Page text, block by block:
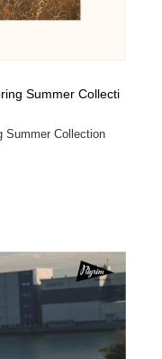
Summer Collecti
Summer Collection